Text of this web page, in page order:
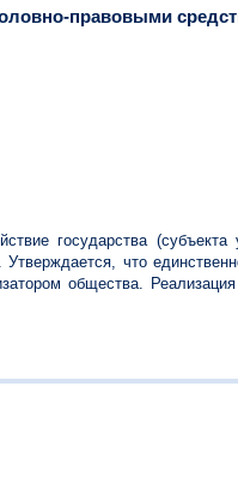
правовыми
государства (субъекта
что
общества.